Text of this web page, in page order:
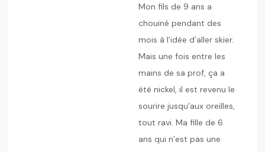
Mon fils de 9 ans a
chouiné pendant des
mois à l’idée d’aller skier.
Mais une fois entre les
mains de sa prof, ça a
été nickel, il est revenu le
sourire jusqu’aux oreilles,
tout ravi. Ma fille de 6
ans qui n’est pas une